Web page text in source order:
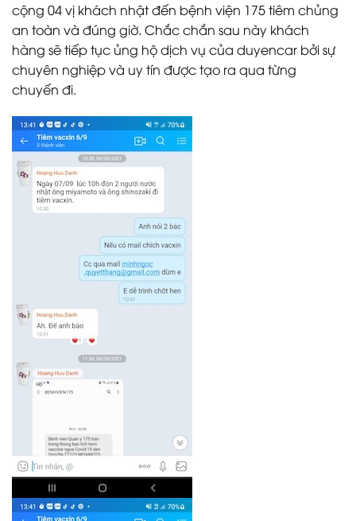
cộng 04 vị khách nhật đến bệnh viện 175 tiêm chủng
an toàn và đúng giờ. Chắc chắn sau này khách
hàng sẽ tiếp tục ủng hộ dịch vụ của duyencar bởi sự
chuyên nghiệp và uy tín được tạo ra qua từng
chuyến đi.